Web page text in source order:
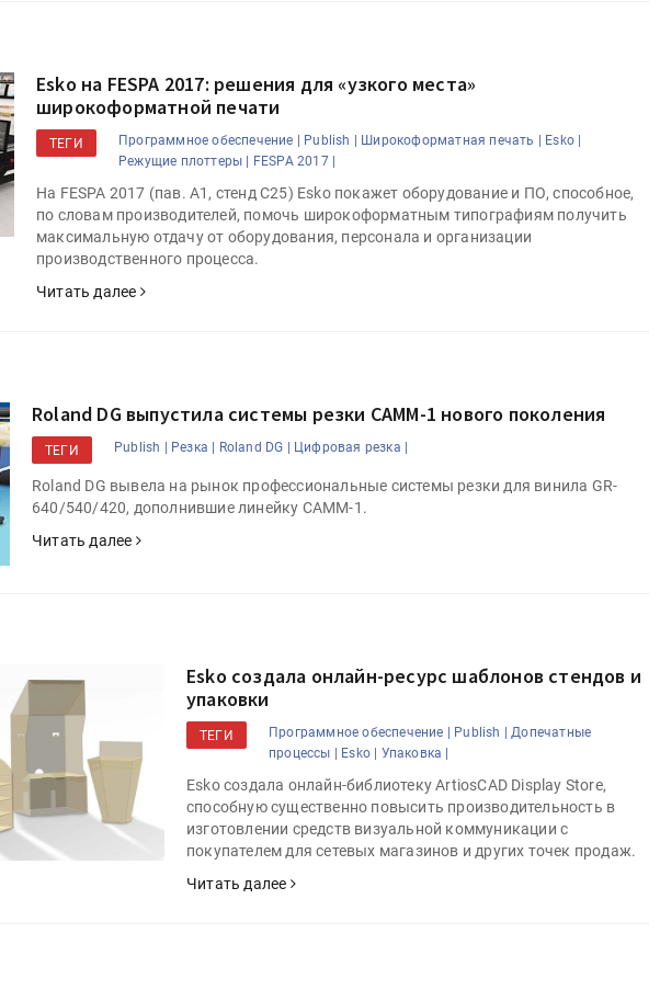
Esko на FESPA 2017: решения для «узкого места»
широкоформатной печати
ТЕГИ Программное обеспечение | Publish | Широкоформатная печать |
Esko |
Режущие плоттеры |
FESPA 2017 |
На FESPA 2017 (пав. A1, стенд C25) Esko покажет оборудование и ПО, способное,
по словам производителей, помочь широкоформатным типографиям получить
максимальную отдачу от оборудования, персонала и организации
производственного процесса.
Читать далее
Roland DG выпустила системы резки CAMM-1 нового поколения
ТЕГИ Publish | Резка | Roland DG | Цифровая резка |
Roland DG вывела на рынок профессиональные системы резки для винила GR-
640/540/420, дополнившие линейку CAMM-1.
Читать далее
Esko создала онлайн-ресурс шаблонов стендов и
упаковки
ТЕГИ Программное обеспечение | Publish |
Допечатные
процессы |
Esko | Упаковка |
Esko создала онлайн-библиотеку ArtiosCAD Display Store,
способную существенно повысить производительность в
изготовлении средств визуальной коммуникации с
покупателем для сетевых магазинов и других точек продаж.
Читать далее
принтер G1X
Росприроднадзор запускает
«Калькулятор утилизации»
УФ-принтер Mimaki UJV200
запущен в компании «Сказитель»
принтер G1X
«Калькулятор утилизации»
УФ-принтер Mimaki UJV200